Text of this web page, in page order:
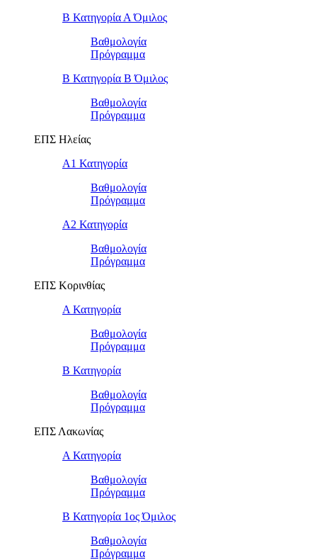
Β Κατηγορία Α Όμιλος
Βαθμολογία
Πρόγραμμα
Β Κατηγορία Β Όμιλος
Βαθμολογία
Πρόγραμμα
ΕΠΣ Ηλείας
Α1 Κατηγορία
Βαθμολογία
Πρόγραμμα
Α2 Κατηγορία
Βαθμολογία
Πρόγραμμα
ΕΠΣ Κορινθίας
Α Κατηγορία
Βαθμολογία
Πρόγραμμα
Β Κατηγορία
Βαθμολογία
Πρόγραμμα
ΕΠΣ Λακωνίας
Α Κατηγορία
Βαθμολογία
Πρόγραμμα
Β Κατηγορία 1ος Όμιλος
Βαθμολογία
Πρόγραμμα